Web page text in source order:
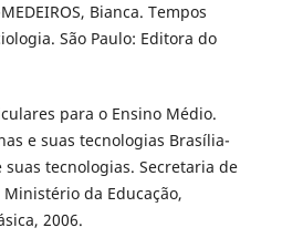
Bianca. Tempos
São Paulo: Editora do
para o Ensino Médio.
e suas tecnologias Brasília-
suas tecnologias. Secretaria de
da Educação,
2006.